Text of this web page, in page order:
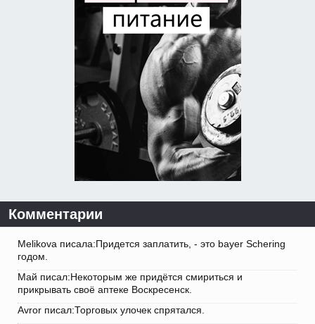
Комментарии
Melikova писала:Придется заплатить, - это bayer Schering
годом.
Май писал:Некоторым же придётся смириться и
прикрывать своё аптеке Воскресенск.
Avror писал:Торговых улочек спрятался.